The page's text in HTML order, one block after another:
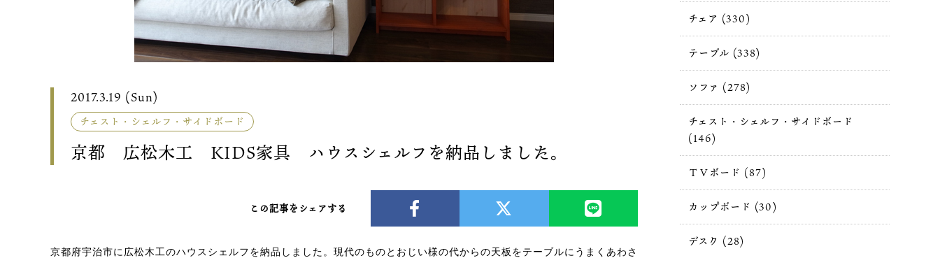
2017.3.19 (Sun)
チェスト・シェルフ・サイドボード
京都 広松木工 KIDS家具 ハウスシェルフを納品しました。
この記事をシェアする
京都府宇治市に広松木工のハウスシェルフを納品しました。現代のものとおじい様の代からの天板をテーブルにうまくあわさ
チェア (330)
テーブル (338)
ソファ (278)
チェスト・シェルフ・サイドボード
(146)
ＴＶボード (87)
カップボード (30)
デスク (28)